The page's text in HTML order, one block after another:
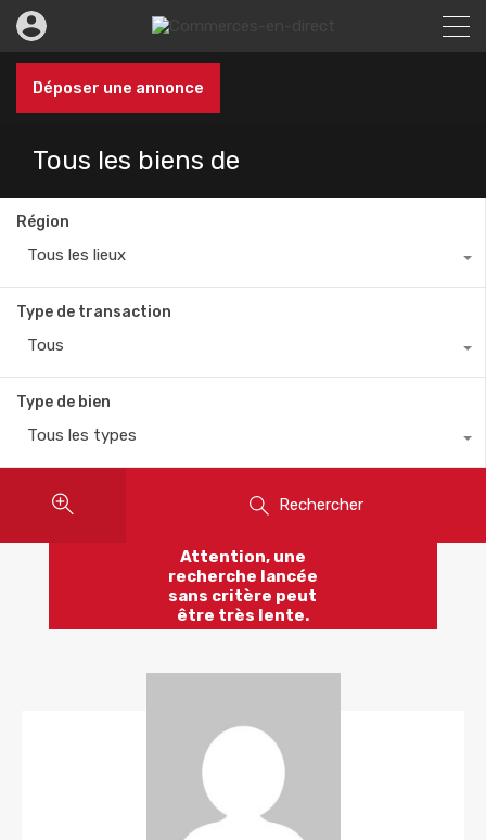
Déposer une annonce
Tous les biens de
Région
Tous les lieux
Type de transaction
Tous
Type de bien
Tous les types
Rechercher
Attention, une
recherche lancée
sans critère peut
être très lente.